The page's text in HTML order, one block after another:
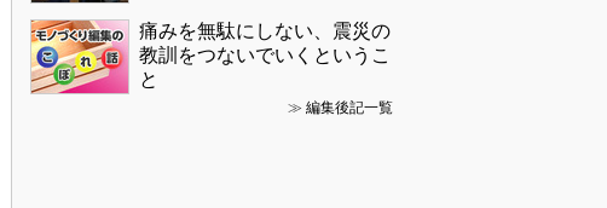
痛みを無駄にしない、震災の
教訓をつないでいくというこ
と
≫ 編集後記一覧